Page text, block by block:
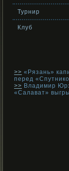
Турнир
Клуб
>> «Рязань»
перед
>> Владимир
«Салават»